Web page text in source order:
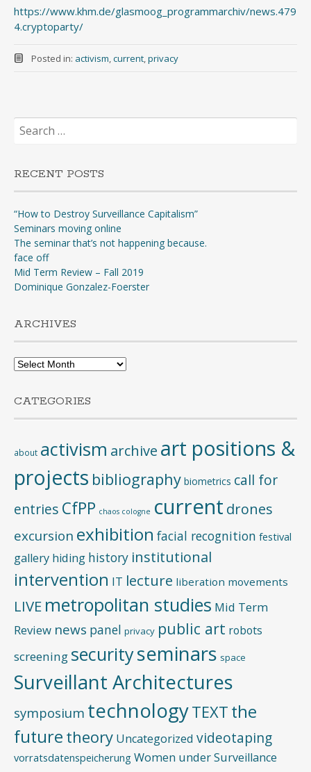
https://www.khm.de/glasmoog_programmarchiv/news.479
4.cryptoparty/
Posted in: activism,current,privacy
Search
for:
RECENT POSTS
“How to Destroy Surveillance Capitalism”
Seminars moving online
The seminar that’s not happening because.
face off
Mid Term Review – Fall 2019
Dominique Gonzalez-Foerster
ARCHIVES
Archives
CATEGORIES
about activism archive art positions &
projects bibliography biometrics call for
entries CfPP chaos cologne current drones
excursion exhibition facial recognition festival
gallery hiding history institutional
intervention IT lecture liberation movements
LIVE metropolitan studies Mid Term
Review news panel privacy public art robots
screening securityseminars space
Surveillant Architectures
symposium technologyTEXT the
future theory Uncategorized videotaping
vorratsdatenspeicherung Women under Surveillance